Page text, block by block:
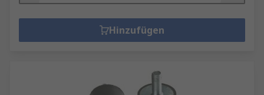
Hinzufügen